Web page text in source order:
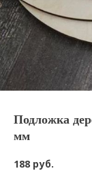
Подложка
мм
188 руб.